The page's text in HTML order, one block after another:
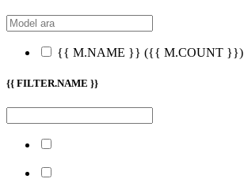
{{ M.NAME }} ({{ M.COUNT }})
{{ FILTER.NAME }}